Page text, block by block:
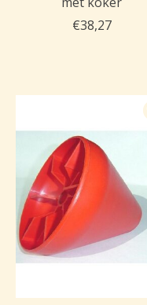
€38,27